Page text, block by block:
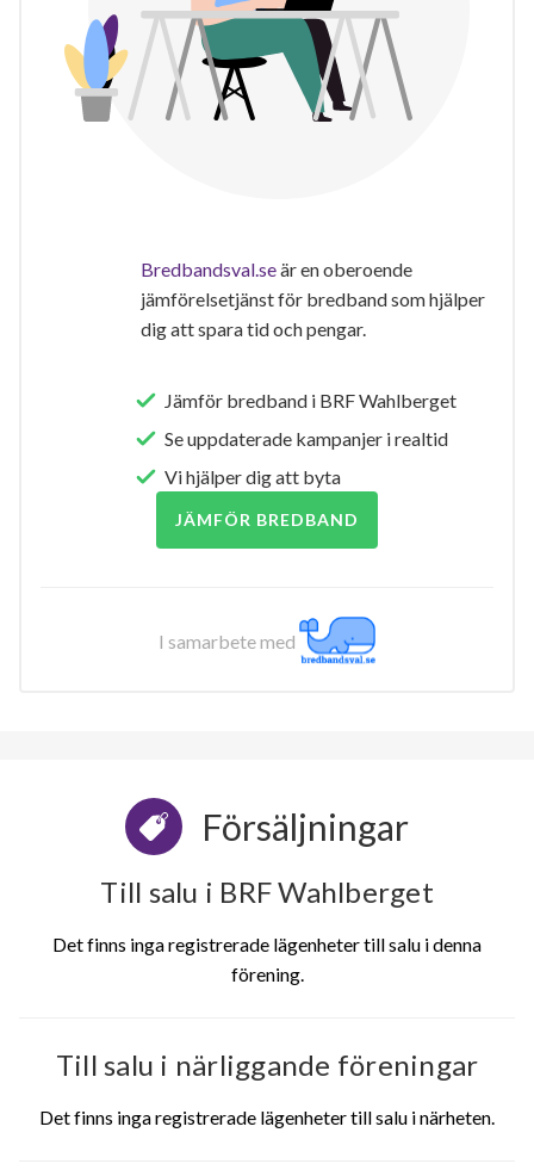
Bredbandsval.seär en oberoende
jämförelsetjänst för bredband som hjälper
dig att spara tid och pengar.
Jämför bredband i BRF Wahlberget
Se uppdaterade kampanjer i realtid
Vi hjälper dig att byta
JÄMFÖR BREDBAND
I samarbete med
Försäljningar
Till salu i BRF Wahlberget
Det finns inga registrerade lägenheter till salu i denna
förening.
Till salu i närliggande föreningar
Det finns inga registrerade lägenheter till salu i närheten.